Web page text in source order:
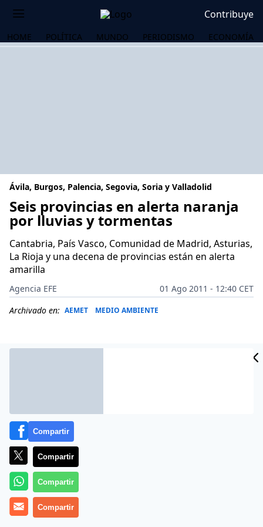
Contribuye
HOME POLÍTICA MUNDO PERIODISMO ECONOMÍA
Ávila, Burgos, Palencia, Segovia, Soria y Valladolid
Seis provincias en alerta naranja
por lluvias y tormentas
Cantabria, País Vasco, Comunidad de Madrid, Asturias,
La Rioja y una decena de provincias están en alerta
amarilla
Agencia EFE
01 Ago 2011 - 12:40 CET
Archivado en: AEMET MEDIO AMBIENTE
Más información
Compartir
Compartir
Compartir
Compartir